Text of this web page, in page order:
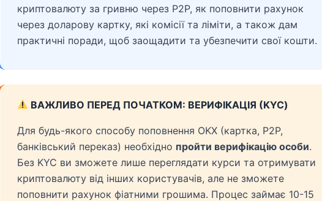
криптовалюту за гривню через P2P, як поповнити рахунок
через доларову картку, які комісії та ліміти, а також дам
практичні поради, щоб заощадити та убезпечити свої кошти.
ВАЖЛИВО ПЕРЕД ПОЧАТКОМ: ВЕРИФІКАЦІЯ (KYC)
Для будь-якого способу поповнення OKX (картка, P2P,
банківський переказ) необхідно пройти верифікацію особи.
Без KYC ви зможете лише переглядати курси та отримувати
криптовалюту від інших користувачів, але не зможете
поповнити рахунок фіатними грошима. Процес займає 10-15